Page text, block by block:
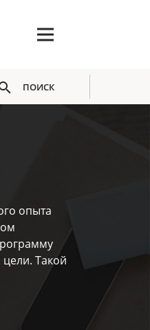
ПОИСК
опыта
Такой